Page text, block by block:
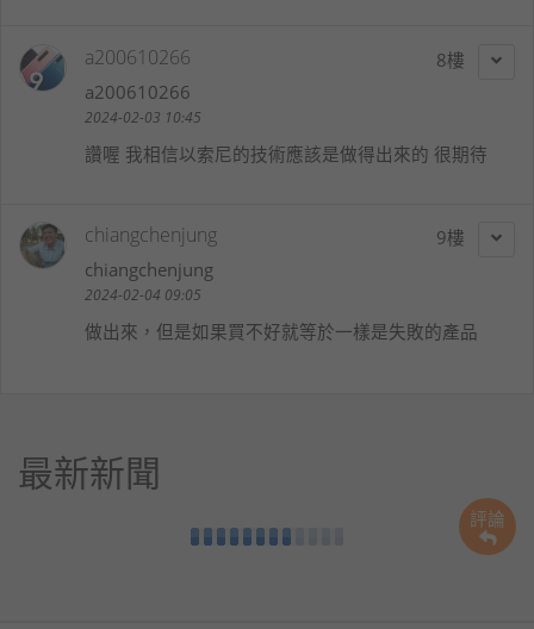
評論
8
a200610266
a200610266
2024-02-03 10:45
讚喔 我相信以索尼的技術應該是做得出來的 很期待
9
chiangchenjung
chiangchenjung
2024-02-04 09:05
做出來，但是如果買不好就等於一樣是失敗的產品
最新新聞